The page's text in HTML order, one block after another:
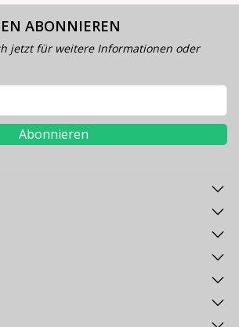
ABONNIEREN
jetzt für weitere Informationen oder
Abonnieren